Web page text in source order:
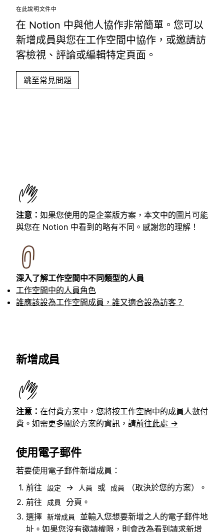
在此說明文件中
在 Notion 中與他人協作非常簡單。您可以
新增成員與您在工作空間中協作，或邀請訪
客檢視、評論或編輯特定頁面。
跳至常見問題
注意： 如果您使用的是企業版方案，本文中的圖片可能
與您在 Notion 中看到的略有不同。感謝您的理解！
深入了解工作空間中不同類型的人員
工作空間中的人員角色
誰應該設為工作空間成員，誰又適合設為訪客？
新增成員
注意： 在付費方案中，您將按工作空間中的成員人數付
費。如需更多關於方案的資訊，請前往此處 →
使用電子郵件
若要使用電子郵件新增成員：
前往
設定 → 人員 或 成員
（取決於您的方案）。
前往
成員
分頁。
選擇 新增成員
並輸入您想要新增之人的電子郵件地
址。如果您沒有邀請權限，則會改為看到請求新增